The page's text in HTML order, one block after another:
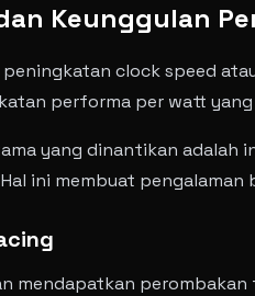
Keunggulan
clock speed
performa per watt
yang dinantikan adalah
ini membuat
mendapatkan